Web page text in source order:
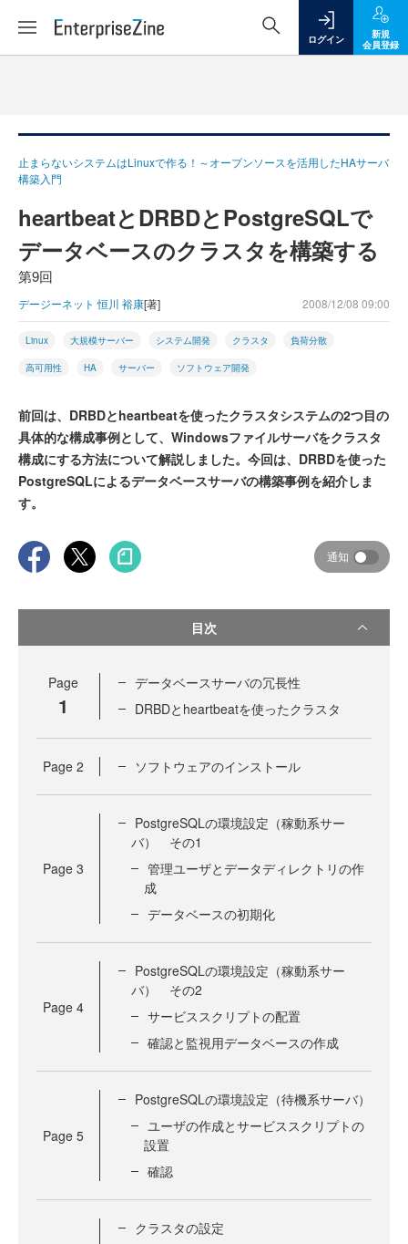
ログイン
新規
会員登録
止まらないシステムはLinuxで作る！～オープンソースを活用したHAサーバ
構築入門
heartbeatとDRBDとPostgreSQLで
データベースのクラスタを構築する
第9回
デージーネット 恒川 裕康[著] 2008/12/08 09:00
Linux 大規模サーバー システム開発 クラスタ 負荷分散
高可用性 HA サーバー ソフトウェア開発
前回は、DRBDとheartbeatを使ったクラスタシステムの2つ目の
具体的な構成事例として、Windowsファイルサーバをクラスタ
構成にする方法について解説しました。今回は、DRBDを使った
PostgreSQLによるデータベースサーバの構築事例を紹介しま
す。
通知
目次
Page
1
データベースサーバの冗長性
DRBDとheartbeatを使ったクラスタ
Page 2 ソフトウェアのインストール
Page 3
PostgreSQLの環境設定（稼動系サー
バ） その1
管理ユーザとデータディレクトリの作
成
データベースの初期化
Page 4
PostgreSQLの環境設定（稼動系サー
バ） その2
サービススクリプトの配置
確認と監視用データベースの作成
Page 5
PostgreSQLの環境設定（待機系サーバ）
ユーザの作成とサービススクリプトの
設置
確認
クラスタの設定